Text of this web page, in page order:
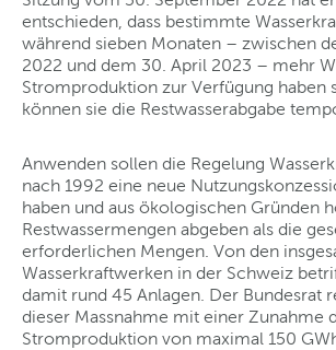
entschieden, dass bestimmte
während sieben Monaten – zwischen
2022 und dem 30. April 2023 – mehr
Stromproduktion zur Verfügung haben
können sie die Restwasserabgabe
Anwenden sollen die Regelung
nach 1992 eine neue
haben und aus ökologischen Gründen
Restwassermengen abgeben als die
erforderlichen Mengen. Von den
Wasserkraftwerken in der Schweiz
damit rund 45 Anlagen. Der Bundesrat
dieser Massnahme mit einer Zunahme
Stromproduktion von maximal 150